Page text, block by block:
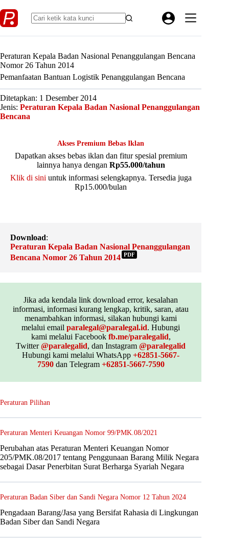
to
content
Peraturan Kepala Badan Nasional Penanggulangan Bencana
Nomor 26 Tahun 2014
Pemanfaatan Bantuan Logistik Penanggulangan Bencana
Ditetapkan: 1 Desember 2014
Jenis: Peraturan Kepala Badan Nasional Penanggulangan
Bencana
Akses Premium Bebas Iklan
Dapatkan akses bebas iklan dan fitur spesial premium
lainnya hanya dengan Rp55.000/tahun
Klik di sini untuk informasi selengkapnya. Tersedia juga
Rp15.000/bulan
Download:
Peraturan Kepala Badan Nasional Penanggulangan
Bencana Nomor 26 Tahun 2014 PDF
Jika ada kendala link download error, kesalahan
informasi, informasi kurang lengkap, kritik, saran, atau
menambahkan informasi, silakan hubungi kami
melalui emailparalegal@paralegal.id. Hubungi
kami melalui Facebook fb.me/paralegalid,
Twitter@paralegalid, dan Instagram@paralegalid
Hubungi kami melalui WhatsApp+62851-5667-
7590dan Telegram +62851-5667-7590
Peraturan Pilihan
Peraturan Menteri Keuangan Nomor 99/PMK.08/2021
Perubahan atas Peraturan Menteri Keuangan Nomor
205/PMK.08/2017 tentang Penggunaan Barang Milik Negara
sebagai Dasar Penerbitan Surat Berharga Syariah Negara
Peraturan Badan Siber dan Sandi Negara Nomor 12 Tahun 2024
Pengadaan Barang/Jasa yang Bersifat Rahasia di Lingkungan
Badan Siber dan Sandi Negara